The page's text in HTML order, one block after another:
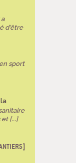
d'être
sport
[...]